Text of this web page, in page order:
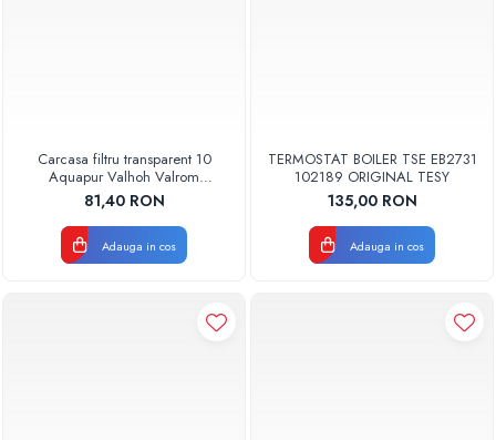
Carcasa filtru transparent 10
Aquapur Valhoh Valrom
AQUA00110001032
81,40 RON
Adauga in cos
TERMOSTAT BOILER TSE EB2731
102189 ORIGINAL TESY
135,00 RON
Adauga in cos